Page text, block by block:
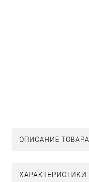
ОПИСАНИЕ ТОВАРА
ХАРАКТЕРИСТИКИ